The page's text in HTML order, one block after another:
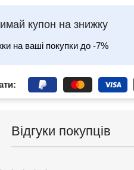
купон на знижку
на ваші покупки до -7%
Відгуки покупців